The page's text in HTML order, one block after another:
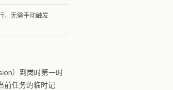
，无需手动触发
）到岗时第一时
任务的临时记